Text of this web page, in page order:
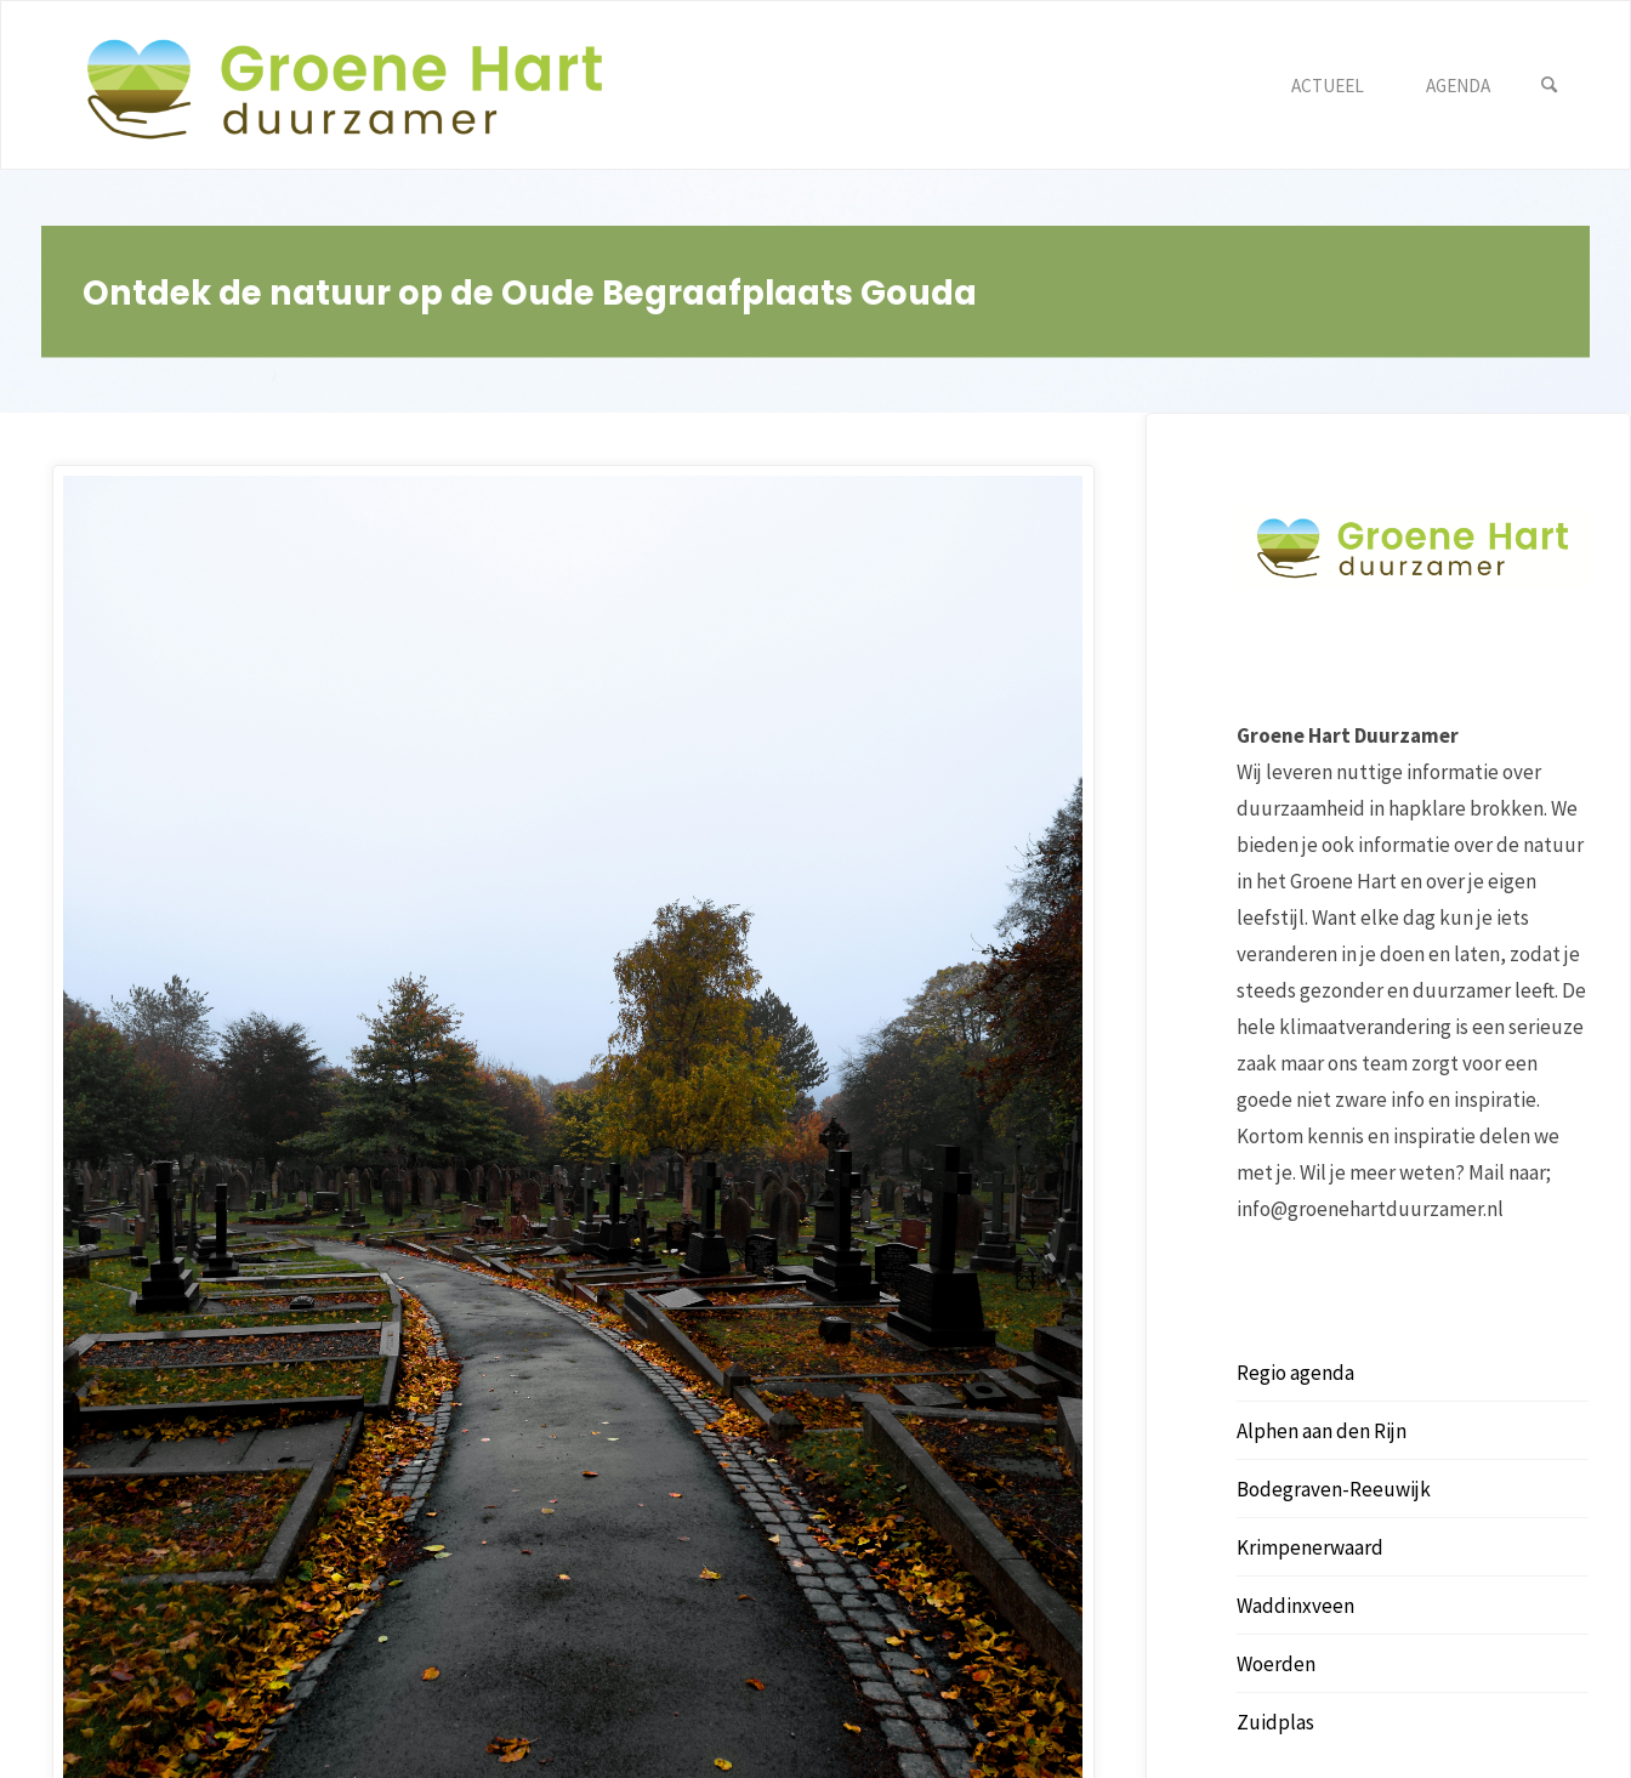
ACTUEEL AGENDA
Ontdek de natuur op de Oude Begraafplaats Gouda
Groene Hart Duurzamer
Wij leveren nuttige informatie over
duurzaamheid in hapklare brokken. We
bieden je ook informatie over de natuur
in het Groene Hart en over je eigen
leefstijl. Want elke dag kun je iets
veranderen in je doen en laten, zodat je
steeds gezonder en duurzamer leeft. De
hele klimaatverandering is een serieuze
zaak maar ons team zorgt voor een
goede niet zware info en inspiratie.
Kortom kennis en inspiratie delen we
met je. Wil je meer weten? Mail naar;
info@groenehartduurzamer.nl
Regio agenda
Alphen aan den Rijn
Bodegraven-Reeuwijk
Krimpenerwaard
Waddinxveen
Woerden
Zuidplas